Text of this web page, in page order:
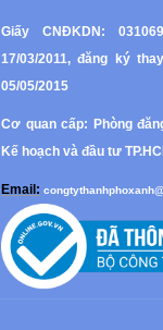
Giấy CNĐKDN:
17/03/2011, đăng ký
05/05/2015
Cơ quan cấp: Phòng
Kế hoạch và đầu tư
Email: